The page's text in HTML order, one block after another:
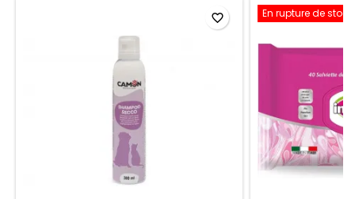
favorite_border En rupture de stock